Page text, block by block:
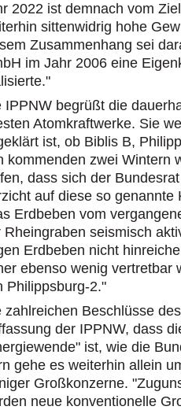
2022 ist demnach vom
sittenwidrig hohe
Zusammenhang sei
im Jahr 2006 eine
IPPNW begrüßt die
Atomkraftwerke. Sie
ist, ob Biblis B,
kommenden zwei Wintern
dass sich der
auf diese so
Erdbeben vom
Rheingraben seismisch
Erdbeben nicht
ebenso wenig vertretbar
Philippsburg-2."
zahlreichen Beschlüsse
der IPPNW, dass
ist, wie die
gehe es weiterhin allein
Großkonzerne.
neue konventionelle